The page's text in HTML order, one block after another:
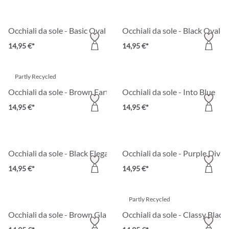
Occhiali da sole - Basic Oval
14,95 €*
Occhiali da sole - Black Oval
14,95 €*
Partly Recycled
Occhiali da sole - Brown Earth
14,95 €*
Occhiali da sole - Into Blue
14,95 €*
Occhiali da sole - Black Elegance
14,95 €*
Occhiali da sole - Purple Diva
14,95 €*
Occhiali da sole - Brown Glamour
Partly Recycled
Occhiali da sole - Classy Black